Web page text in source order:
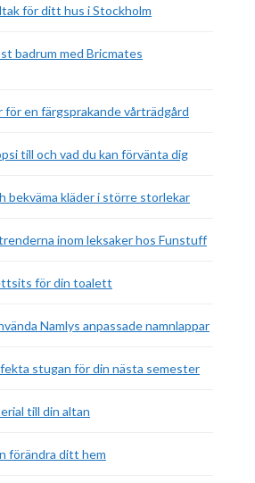
för ditt hus i Stockholm
badrum med Bricmates
för en färgsprakande vårträdgård
till och vad du kan förvänta dig
bekväma kläder i större storlekar
inom leksaker hos Funstuff
för din toalett
Namlys anpassade namnlappar
stugan för din nästa semester
till din altan
förändra ditt hem